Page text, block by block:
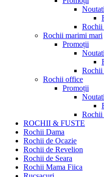
Noutati
Rochii
Rochii marimi mari
Promoții
Noutati
Rochii
Rochii office
Promoții
Noutati
ROCHII & FUSTE
Rochii Dama
Rochii de Ocazie
Rochii de Revelion
Rochii de Seara
Rochii Mama Fiica